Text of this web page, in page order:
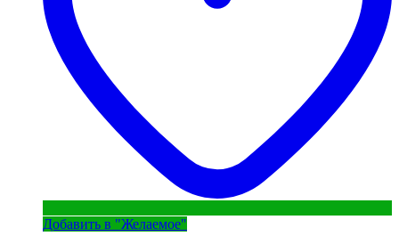
Добавить в "Желаемое"